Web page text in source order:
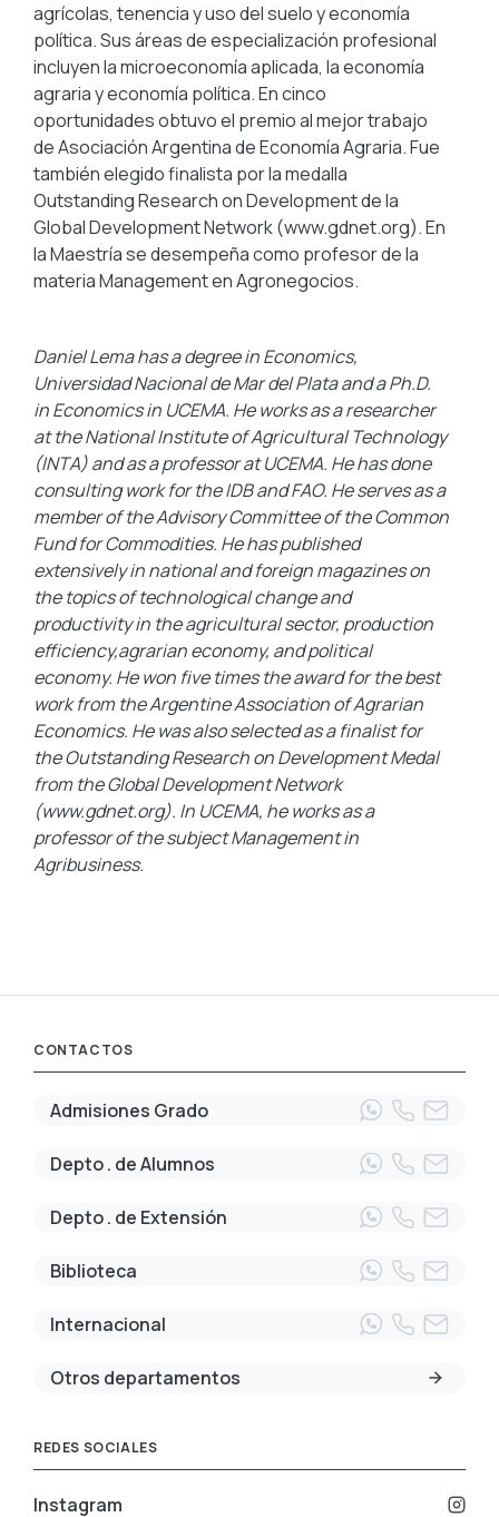
agrícolas, tenencia y uso del suelo y economía
política. Sus áreas de especialización profesional
incluyen la microeconomía aplicada, la economía
agraria y economía política. En cinco
oportunidades obtuvo el premio al mejor trabajo
de Asociación Argentina de Economía Agraria. Fue
también elegido finalista por la medalla
Outstanding Research on Development de la
Global Development Network (www.gdnet.org). En
la Maestría se desempeña como profesor de la
materia Management en Agronegocios.
Daniel Lema has a degree in Economics,
Universidad Nacional de Mar del Plata and a Ph.D.
in Economics in UCEMA. He works as a researcher
at the National Institute of Agricultural Technology
(INTA) and as a professor at UCEMA. He has done
consulting work for the IDB and FAO. He serves as a
member of the Advisory Committee of the Common
Fund for Commodities. He has published
extensively in national and foreign magazines on
the topics of technological change and
productivity in the agricultural sector, production
efficiency,agrarian economy, and political
economy. He won five times the award for the best
work from the Argentine Association of Agrarian
Economics. He was also selected as a finalist for
the Outstanding Research on Development Medal
from the Global Development Network
(www.gdnet.org). In UCEMA, he works as a
professor of the subject Management in
Agribusiness.
CONTACTOS
Admisiones Grado
Depto . de Alumnos
Depto . de Extensión
Biblioteca
Internacional
Otros departamentos
REDES SOCIALES
Instagram